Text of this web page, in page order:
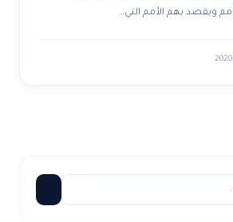
ويقصد بهم الأمم التي…